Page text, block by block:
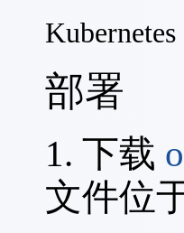
Kubernetes
部署
1. 下载
文件位